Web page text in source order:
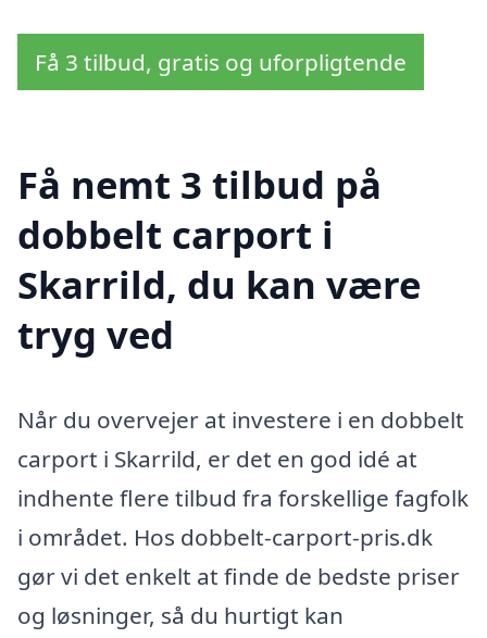
Få 3 tilbud, gratis og uforpligtende
Få nemt 3 tilbud på
dobbelt carport i
Skarrild, du kan være
tryg ved
Når du overvejer at investere i en dobbelt
carport i Skarrild, er det en god idé at
indhente flere tilbud fra forskellige fagfolk
i området. Hos dobbelt-carport-pris.dk
gør vi det enkelt at finde de bedste priser
og løsninger, så du hurtigt kan